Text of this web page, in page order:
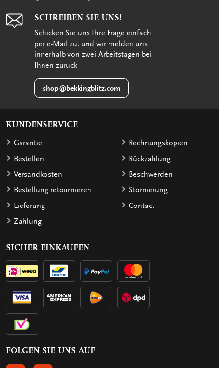
SCHREIBEN SIE UNS!
Schicken Sie uns Ihre Frage einfach
per e-Mail zu, und wir melden uns
innerhalb von zwei Arbeitstagen bei
Ihnen zurück
shop@bekkingblitz.com
KUNDENSERVICE
Garantie
Bestellen
Versandkosten
Bestellung retournieren
Lieferung
Zahlung
Rechnungskopien
Rückzahlung
Beschwerden
Stornierung
Contact
SICHER EINKAUFEN
FOLGEN SIE UNS AUF